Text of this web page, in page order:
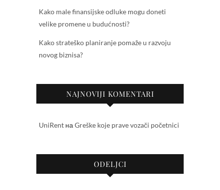
Kako male finansijske odluke mogu doneti
velike promene u budućnosti?
Kako strateško planiranje pomaže u razvoju
novog biznisa?
NAJNOVIJI KOMENTARI
UniRent на Greške koje prave vozači početnici
ODELJCI